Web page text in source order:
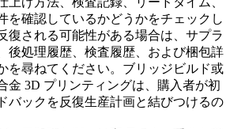
を確認しているかどうかをチェックし
復される可能性がある場合は、サプラ
後処理履歴、検査履歴、および梱包詳
を尋ねてください。ブリッジビルド或
金 3D プリンティングは、購入者が初
バックを反復生産計画と結びつけるの